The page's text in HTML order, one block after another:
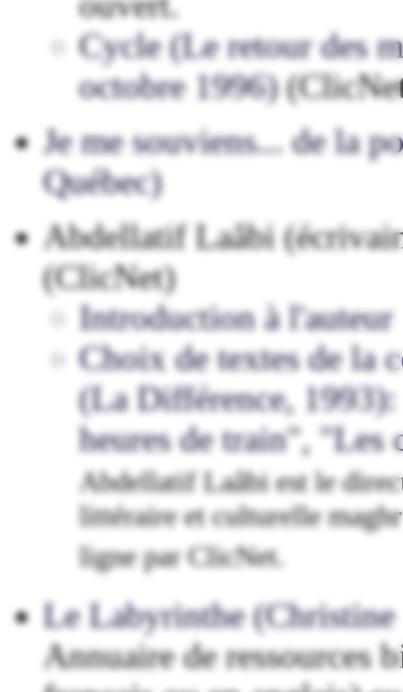
Cycle (Le retour des
octobre 1996)
Je me souviens... de la
Québec)
Abdellatif Laâbi
(ClicNet)
Introduction à l'auteur
Choix de textes de la
(La Différence,
heures de train", "Les
Abdellatif Laâbi est le
littéraire et culturelle
ligne par ClicNet.
Le Labyrinthe (Christine
Annuaire de ressources